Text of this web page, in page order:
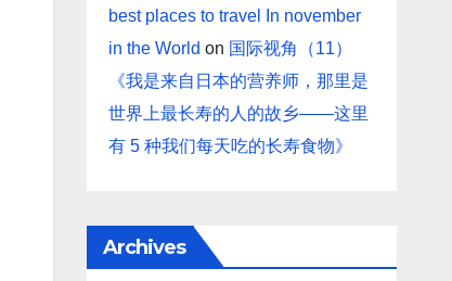
best places to travel In november
in the World on 国际视角（11）
《我是来自日本的营养师，那里是
世界上最长寿的人的故乡——这里
有 5 种我们每天吃的长寿食物》
Archives